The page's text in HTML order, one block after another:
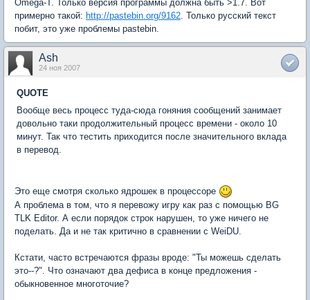
Omega-T. Только версия программы должна быть >1.7. Вот
примерно такой: http://pastebin.org/9162 . Только русский текст
побит, это уже проблемы pastebin.
Ash
24 ноя 2007
QUOTE
Вообще весь процесс туда-сюда гоняния сообщений занимает
довольно таки продолжительный процесс времени - около 10
минут. Так что тестить приходится после значительного вклада
в перевод.
Это еще смотря сколько ядрошек в процессоре
А проблема в том, что я перевожу игру как раз с помощью BG
TLK Editor. А если порядок строк нарушен, то уже ничего не
поделать. Да и не так критично в сравнении с WeiDU.
Кстати, часто встречаются фразы вроде: "Ты можешь сделать
это--?". Что означают два дефиса в конце предложения -
обыкновенное многоточие?